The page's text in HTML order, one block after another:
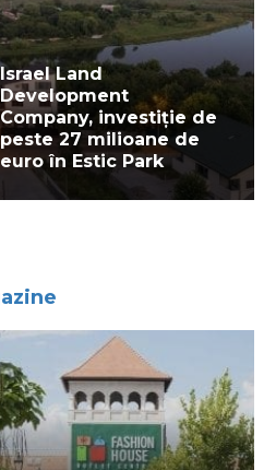
Israel Land
Development
Company, investiție de
peste 27 milioane de
euro în Estic Park